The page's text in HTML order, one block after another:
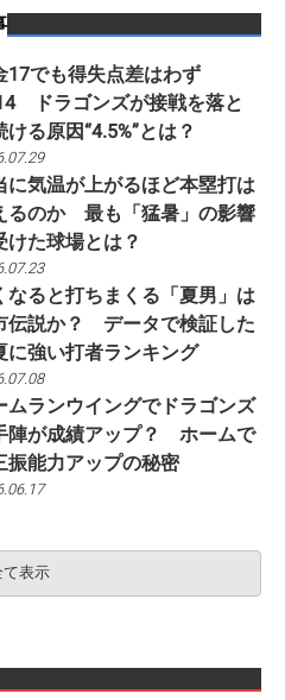
17でも得失点差はわず
ドラゴンズが接戦を落と
ける原因“4.5%”とは？
に気温が上がるほど本塁打は
るのか 最も「猛暑」の影響
けた球場とは？
なると打ちまくる「夏男」は
伝説か？ データで検証した
に強い打者ランキング
ムランウイングでドラゴンズ
陣が成績アップ？ ホームで
振能力アップの秘密
て表示